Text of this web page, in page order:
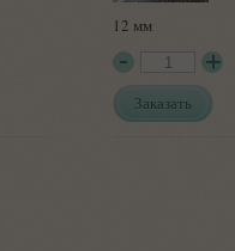
12 мм
Заказать